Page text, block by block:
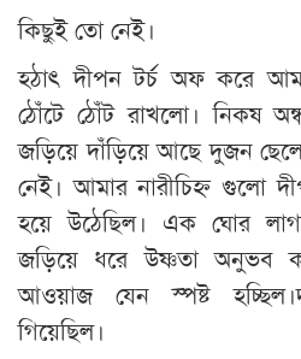
কিছুই তো নেই।
হঠাৎ দীপন টর্চ অফ করে
ঠোঁটে ঠোঁট রাখলো। নিকষ
জড়িয়ে দাঁড়িয়ে আছে দুজন
নেই। আমার নারীচিহ্ন গুলো
হয়ে উঠেছিল। এক ঘোর
জড়িয়ে ধরে উষ্ণতা অনুভব
আওয়াজ যেন স্পষ্ট
গিয়েছিল।